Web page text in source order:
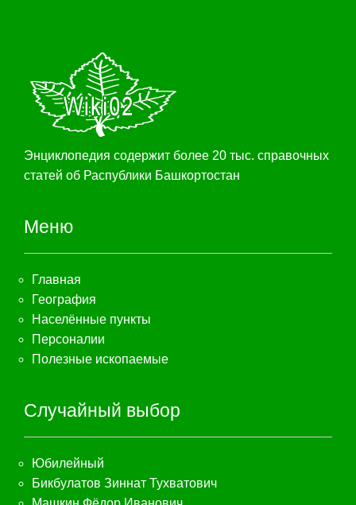
Энциклопедия содержит более 20 тыс. справочных
статей об Распублики Башкортостан
Меню
Главная
География
Населённые пункты
Персоналии
Полезные ископаемые
Случайный выбор
Юбилейный
Бикбулатов Зиннат Тухватович